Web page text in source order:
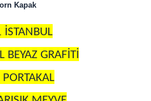
Kapak
İSTANBUL
BEYAZ GRAFİTİ